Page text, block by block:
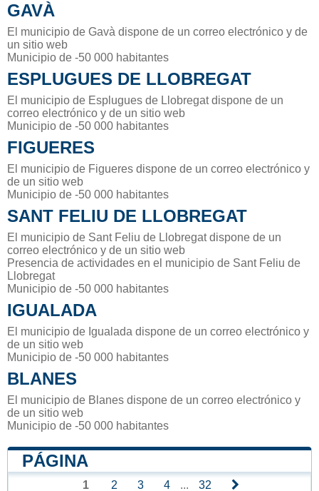
GAVÀ
El municipio de Gavà dispone de un correo electrónico y de
un sitio web
Municipio de -50 000 habitantes
ESPLUGUES DE LLOBREGAT
El municipio de Esplugues de Llobregat dispone de un
correo electrónico y de un sitio web
Municipio de -50 000 habitantes
FIGUERES
El municipio de Figueres dispone de un correo electrónico y
de un sitio web
Municipio de -50 000 habitantes
SANT FELIU DE LLOBREGAT
El municipio de Sant Feliu de Llobregat dispone de un
correo electrónico y de un sitio web
Presencia de actividades en el municipio de Sant Feliu de
Llobregat
Municipio de -50 000 habitantes
IGUALADA
El municipio de Igualada dispone de un correo electrónico y
de un sitio web
Municipio de -50 000 habitantes
BLANES
El municipio de Blanes dispone de un correo electrónico y
de un sitio web
Municipio de -50 000 habitantes
PÁGINA
1 2 3 4 ... 32